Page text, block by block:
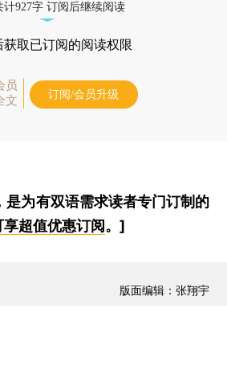
计927字 订阅后继续阅读
获取已订阅的阅读权限
员
文
订阅/会员升级
是为有双语需求读者专门订制的
超值优惠订阅 。]
版面编辑：张翔宇